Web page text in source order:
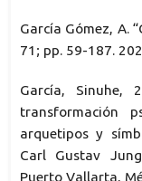
García Gómez, A.
71; pp. 59-187.
García, Sinuhe,
transformación
arquetipos y
Carl Gustav
Puerto Vallarta,